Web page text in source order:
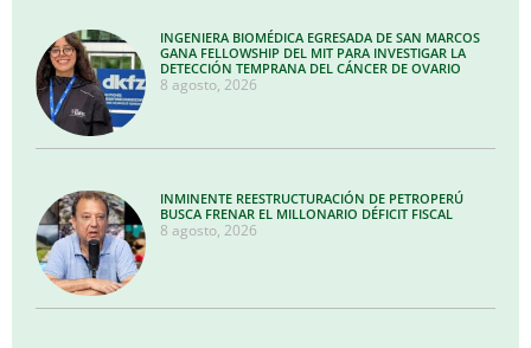
INGENIERA BIOMÉDICA EGRESADA DE SAN MARCOS
GANA FELLOWSHIP DEL MIT PARA INVESTIGAR LA
DETECCIÓN TEMPRANA DEL CÁNCER DE OVARIO
8 agosto, 2026
INMINENTE REESTRUCTURACIÓN DE PETROPERÚ
BUSCA FRENAR EL MILLONARIO DÉFICIT FISCAL
8 agosto, 2026